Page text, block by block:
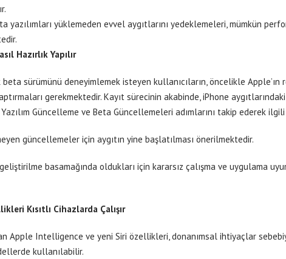
yazılımları yüklemeden evvel aygıtlarını yedeklemeleri, mümkün
Hazırlık Yapılır
beta sürümünü deneyimlemek isteyen kullanıcıların, öncelikle Apple’ın
gerekmektedir. Kayıt sürecinin akabinde, iPhone
Güncelleme ve Beta Güncellemeleri adımlarını takip ederek
güncellemeler için aygıtın yine başlatılması önerilmektedir.
basamağında oldukları için kararsız çalışma ve uygulama
Kısıtlı Cihazlarda Çalışır
Apple Intelligence ve yeni Siri özellikleri, donanımsal ihtiyaçlar
kullanılabilir.